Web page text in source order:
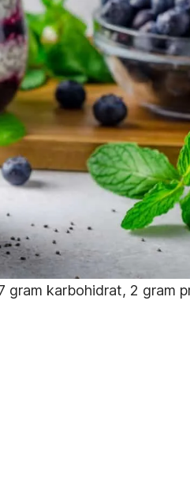
gram karbohidrat, 2 gram